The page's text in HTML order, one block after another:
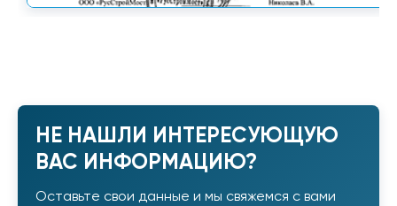
НЕ НАШЛИ ИНТЕРЕСУЮЩУЮ
ВАС ИНФОРМАЦИЮ?
Оставьте свои данные и мы свяжемся с вами